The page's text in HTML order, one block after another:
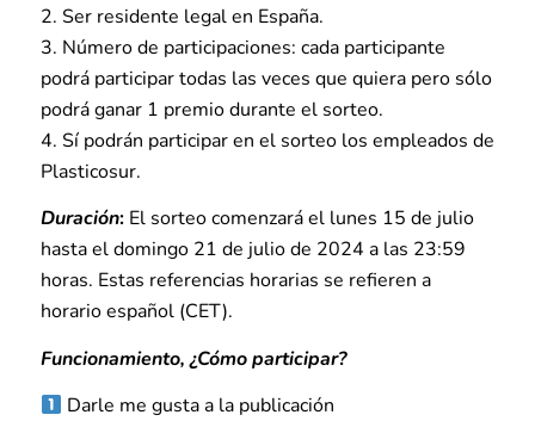
2. Ser residente legal en España.
3. Número de participaciones: cada participante
podrá participar todas las veces que quiera pero sólo
podrá ganar 1 premio durante el sorteo.
4. Sí podrán participar en el sorteo los empleados de
Plasticosur.
Duración:El sorteo comenzará el lunes 15 de julio
hasta el domingo 21 de julio de 2024 a las 23:59
horas. Estas referencias horarias se refieren a
horario español (CET).
Funcionamiento, ¿Cómo participar?
Darle me gusta a la publicación